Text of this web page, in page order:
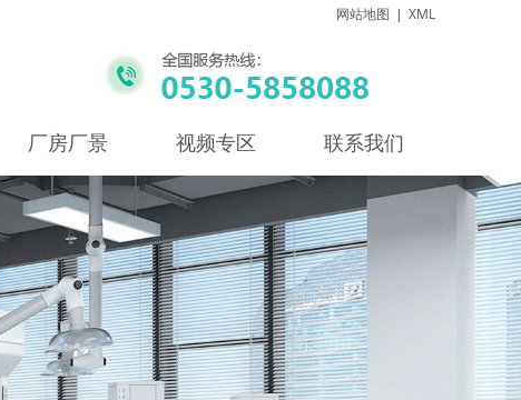
网站地图 | XML
厂房厂景 视频专区 联系我们